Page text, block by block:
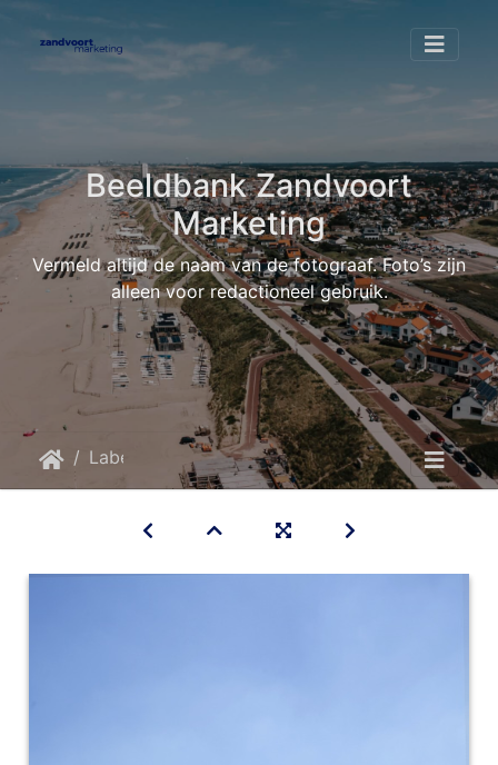
Beeldbank Zandvoort
Marketing
Vermeld altijd de naam van de fotograaf. Foto’s zijn
alleen voor redactioneel gebruik.
Label IMG-2277